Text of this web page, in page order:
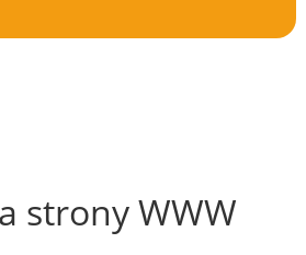
strony WWW